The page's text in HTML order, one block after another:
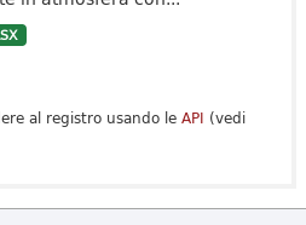
al registro usando le API (vedi